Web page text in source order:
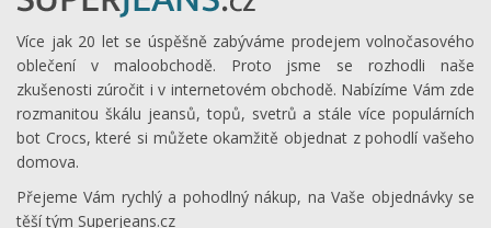
Více jak 20 let se úspěšně zabýváme prodejem volnočasového
oblečení v maloobchodě. Proto jsme se rozhodli naše
zkušenosti zúročit i v internetovém obchodě. Nabízíme Vám zde
rozmanitou škálu jeansů, topů, svetrů a stále více populárních
bot Crocs, které si můžete okamžitě objednat z pohodlí vašeho
domova.
Přejeme Vám rychlý a pohodlný nákup, na Vaše objednávky se
těší tým Superjeans.cz